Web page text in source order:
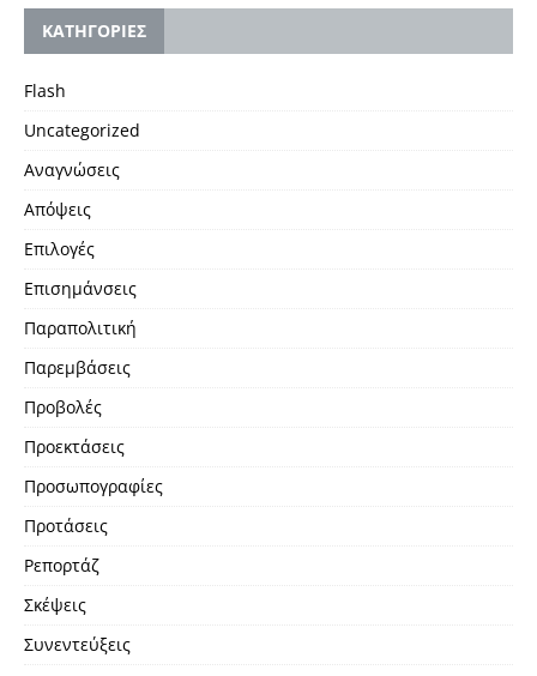
KΑΤΗΓΟΡΙΕΣ
Flash
Uncategorized
Αναγνώσεις
Απόψεις
Επιλογές
Επισημάνσεις
Παραπολιτική
Παρεμβάσεις
Προβολές
Προεκτάσεις
Προσωπογραφίες
Προτάσεις
Ρεπορτάζ
Σκέψεις
Συνεντεύξεις